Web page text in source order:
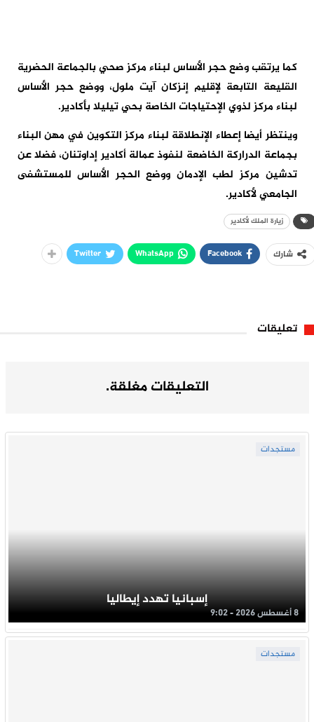
كما يرتقب وضع حجر الأساس لبناء مركز صحي بالجماعة الحضرية
القليعة التابعة لإقليم إنزكان آيت ملول، ووضع حجر الأساس
لبناء مركز لذوي الإحتياجات الخاصة بحي تيليلا بأكادير.
وينتظر أيضا إعطاء الإنطلاقة لبناء مركز التكوين في مهن البناء
بجماعة الدراركة الخاضعة لنفوذ عمالة أكادير إداوتنان، فضلا عن
تدشين مركز لطب الإدمان ووضع الحجر الأساس للمستشفى
الجامعي لأكادير.
زيارة الملك لأكادير
شارك Facebook
WhatsApp
Twitter
تعليقات
التعليقات مغلقة.
مستجدات
إسبانيا تهدد إيطاليا
8 أغسطس 2026 - 9:02
مستجدات